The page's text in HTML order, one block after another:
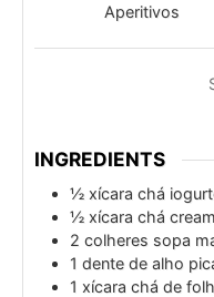
Aperitivos
INGREDIENTS
½ xícara chá
½ xícara chá
2 colheres sopa
1 dente de alho
1 xícara chá de